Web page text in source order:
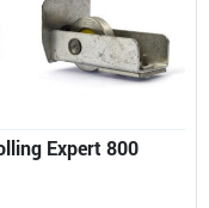
Expert 800